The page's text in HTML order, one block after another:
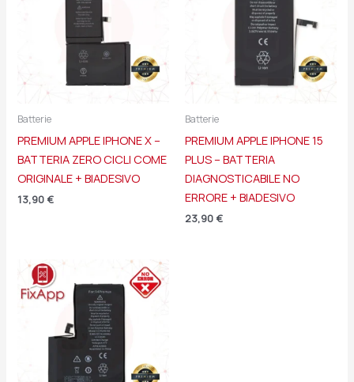
Batterie
PREMIUM APPLE IPHONE X –
BATTERIA ZERO CICLI COME
ORIGINALE + BIADESIVO
13,90 €
Batterie
PREMIUM APPLE IPHONE 15
PLUS – BATTERIA
DIAGNOSTICABILE NO
ERRORE + BIADESIVO
23,90 €